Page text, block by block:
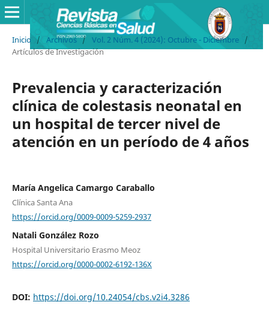
Inicio / Archivos / Vol. 2 Núm. 4 (2024): Octubre - Diciembre /
Artículos de Investigación
Prevalencia y caracterización
clínica de colestasis neonatal en
un hospital de tercer nivel de
atención en un período de 4 años
María Angelica Camargo Caraballo
Clínica Santa Ana
https://orcid.org/0009-0009-5259-2937
Natali González Rozo
Hospital Universitario Erasmo Meoz
https://orcid.org/0000-0002-6192-136X
DOI: https://doi.org/10.24054/cbs.v2i4.3286